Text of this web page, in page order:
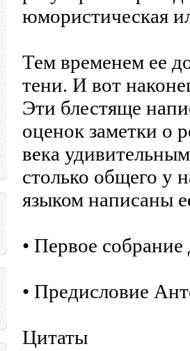
юмористическая
Тем временем ее
тени. И вот
Эти блестяще
оценок заметки о
века
столько общего у
языком написаны
• Первое
• Предисловие
Цитаты